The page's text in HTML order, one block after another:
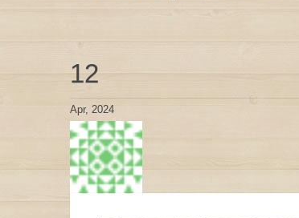
12
Apr, 2024